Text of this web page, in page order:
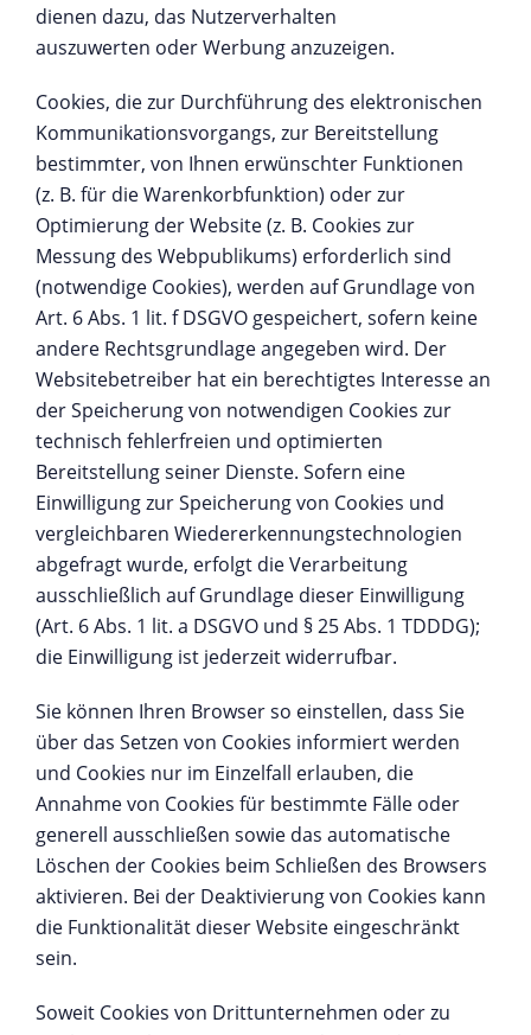
dienen dazu, das Nutzerverhalten
auszuwerten oder Werbung anzuzeigen.
Cookies, die zur Durchführung des elektronischen
Kommunikationsvorgangs, zur Bereitstellung
bestimmter, von Ihnen erwünschter Funktionen
(z. B. für die Warenkorbfunktion) oder zur
Optimierung der Website (z. B. Cookies zur
Messung des Webpublikums) erforderlich sind
(notwendige Cookies), werden auf Grundlage von
Art. 6 Abs. 1 lit. f DSGVO gespeichert, sofern keine
andere Rechtsgrundlage angegeben wird. Der
Websitebetreiber hat ein berechtigtes Interesse an
der Speicherung von notwendigen Cookies zur
technisch fehlerfreien und optimierten
Bereitstellung seiner Dienste. Sofern eine
Einwilligung zur Speicherung von Cookies und
vergleichbaren Wiedererkennungstechnologien
abgefragt wurde, erfolgt die Verarbeitung
ausschließlich auf Grundlage dieser Einwilligung
(Art. 6 Abs. 1 lit. a DSGVO und § 25 Abs. 1 TDDDG);
die Einwilligung ist jederzeit widerrufbar.
Sie können Ihren Browser so einstellen, dass Sie
über das Setzen von Cookies informiert werden
und Cookies nur im Einzelfall erlauben, die
Annahme von Cookies für bestimmte Fälle oder
generell ausschließen sowie das automatische
Löschen der Cookies beim Schließen des Browsers
aktivieren. Bei der Deaktivierung von Cookies kann
die Funktionalität dieser Website eingeschränkt
sein.
Soweit Cookies von Drittunternehmen oder zu